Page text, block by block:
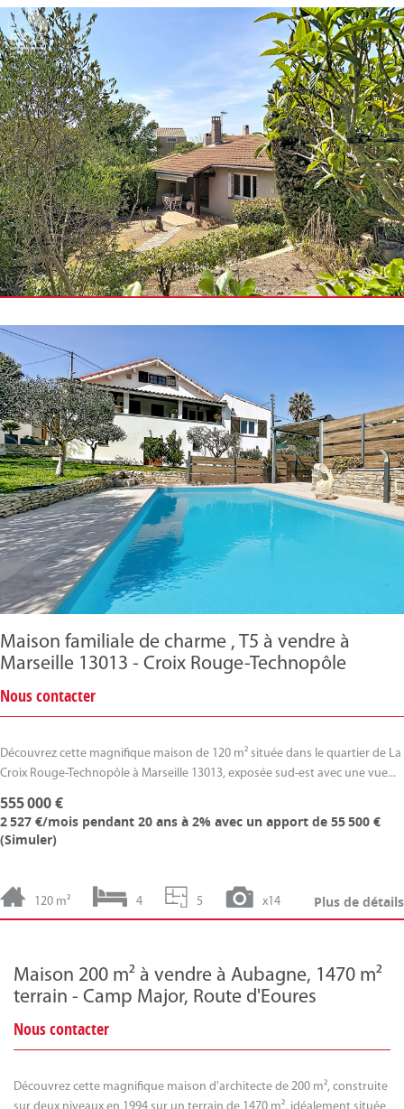
Maison familiale de charme , T5 à vendre à
Marseille 13013 - Croix Rouge-Technopôle
Nous contacter
Découvrez cette magnifique maison de 120 m² située dans le quartier de La
Croix Rouge-Technopôle à Marseille 13013, exposée sud-est avec une vue...
555 000 €
2 527 €/mois pendant 20 ans à 2% avec un apport de 55 500 €
(Simuler)
120 m² 4 5 x14 Plus de détails
Maison 200 m² à vendre à Aubagne, 1470 m²
terrain - Camp Major, Route d'Eoures
Nous contacter
Découvrez cette magnifique maison d'architecte de 200 m², construite